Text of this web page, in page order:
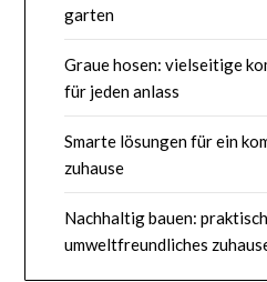
garten
Graue hosen: vielseitige
für jeden anlass
Smarte lösungen für ein
zuhause
Nachhaltig bauen:
umweltfreundliches